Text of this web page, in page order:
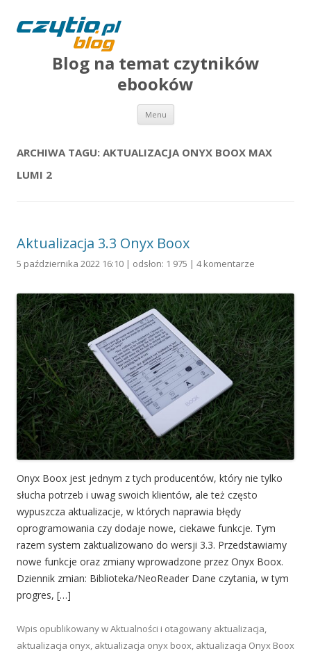
Blog na temat czytników
ebooków
Menu Przejdź do treści
ARCHIWA TAGU: AKTUALIZACJA ONYX BOOX MAX
LUMI 2
Aktualizacja 3.3 Onyx Boox
5 października 2022 16:10 | odsłon: 1 975 | 4 komentarze
Onyx Boox jest jednym z tych producentów, który nie tylko
słucha potrzeb i uwag swoich klientów, ale też często
wypuszcza aktualizacje, w których naprawia błędy
oprogramowania czy dodaje nowe, ciekawe funkcje. Tym
razem system zaktualizowano do wersji 3.3. Przedstawiamy
nowe funkcje oraz zmiany wprowadzone przez Onyx Boox.
Dziennik zmian: Biblioteka/NeoReader Dane czytania, w tym
progres, […]
Wpis opublikowany wAktualności i otagowany aktualizacja,
aktualizacja onyx, aktualizacja onyx boox, aktualizacja Onyx Boox